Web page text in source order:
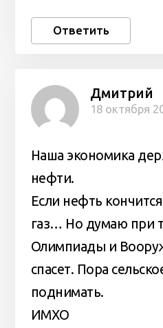
Ответить
Дмитрий
18 октября
Наша экономика
нефти.
Если нефть
газ… Но думаю при
Олимпиады и
спасет. Пора
поднимать.
ИМХО